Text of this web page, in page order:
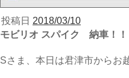
投稿日 2018/03/10
モビリオ スパイク 納車！！
Sさま、本日は君津市からお